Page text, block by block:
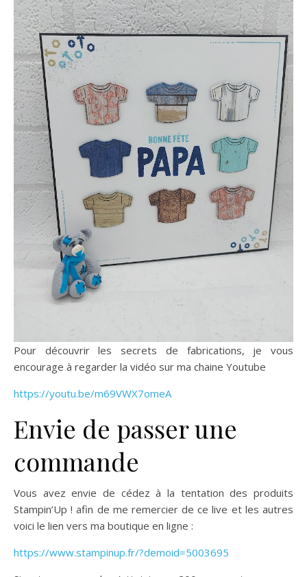
Pour découvrir les secrets de fabrications, je vous
encourage à regarder la vidéo sur ma chaine Youtube
https://youtu.be/m69VWX7omeA
Envie de passer une
commande
Vous avez envie de cédez à la tentation des produits
Stampin’Up ! afin de me remercier de ce live et les autres
voici le lien vers ma boutique en ligne :
https://www.stampinup.fr/?demoid=5003695